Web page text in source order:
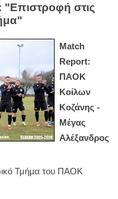
στις
Match
Report:
ΠΑΟΚ
Κοίλων
Κοζάνης -
Μέγας
Αλέξανδρος
Τμήμα του ΠΑΟΚ